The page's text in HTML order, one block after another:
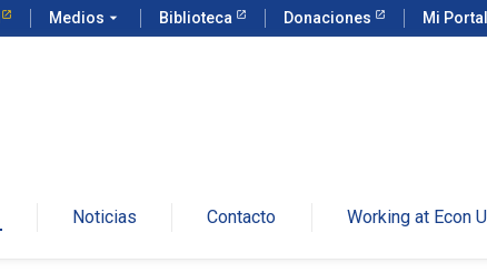
Medios arrow_drop_down Biblioteca Donaciones Mi
Noticias Contacto Working at Econ